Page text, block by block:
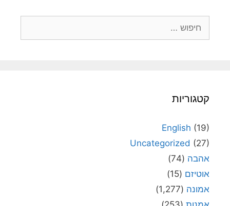
קטגוריות
English (19)
Uncategorized (27)
אהבה (74)
אוטיזם (15)
אמונה (1,277)